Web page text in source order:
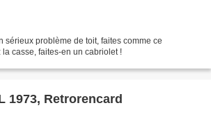
sérieux problème de toit, faites comme ce
casse, faites-en un cabriolet !
1973, Retrorencard